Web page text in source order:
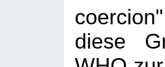
diese